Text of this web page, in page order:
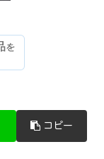
コピー